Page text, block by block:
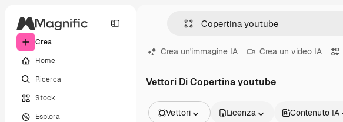
Crea
Home
Ricerca
Stock
Esplora
Crea un'immagine IA Crea un video IA
Vettori Di Copertina youtube
Vettori Licenza Contenuto IA